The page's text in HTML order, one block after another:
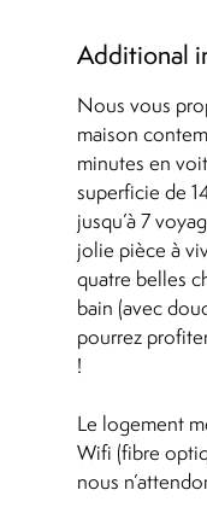
Additional
Nous vous
maison
minutes en
superficie de
jusqu’à 7
jolie pièce à
quatre belles
bain (avec
pourrez
!
Le logement
Wifi (fibre
nous